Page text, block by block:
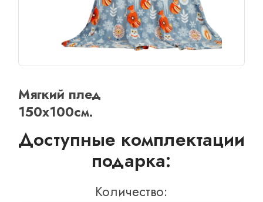
О КОМПАНИИ
ОТЗЫВЫ
КОНТАКТЫ
Мягкий плед
150х100см.
Доступные комплектации
подарка:
Количество: